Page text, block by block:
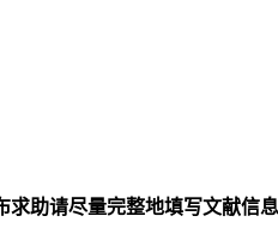
助请尽量完整地填写文献